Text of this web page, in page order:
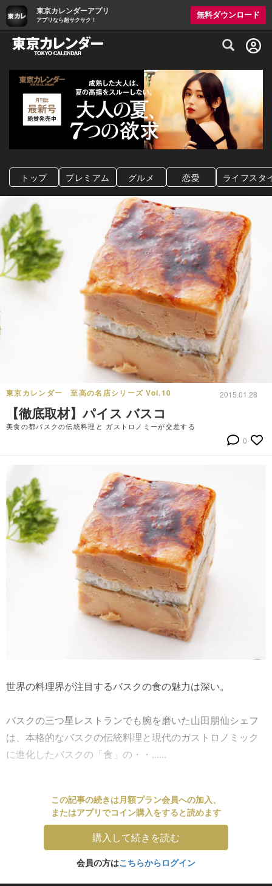
東京カレンダーアプリ
アプリなら超サクサク！
無料ダウンロード
グルメ情報・プレミアムレストラン予約
トップ プレミアム グルメ 恋愛 ライフスタ
東京カレンダー 至高の名店シリーズ Vol.10 2015.01.28
【徹底取材】パイス バスコ
美食の都バスクの伝統料理と ガストロノミーが交差する
0
世界の料理界が注目するバスクの食の魅力は深い。
バスクの三つ星レストランでも腕を磨いた山田朋仙シェフ
は、本格的なバスクの伝統料理と現代のガストロノミック
に進化したバスクの「食」の・・......
この記事の続きは月額プラン会員への加入、
またはアプリでコイン購入をすると読めます
購入して続きを読む
会員の方はこちらからログイン